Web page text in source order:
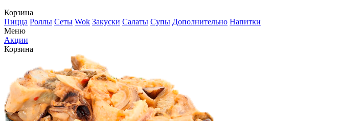
Корзина
Пицца Роллы Сеты Wok Закуски Салаты Супы Дополнительно Напитки
Меню
Акции
Корзина